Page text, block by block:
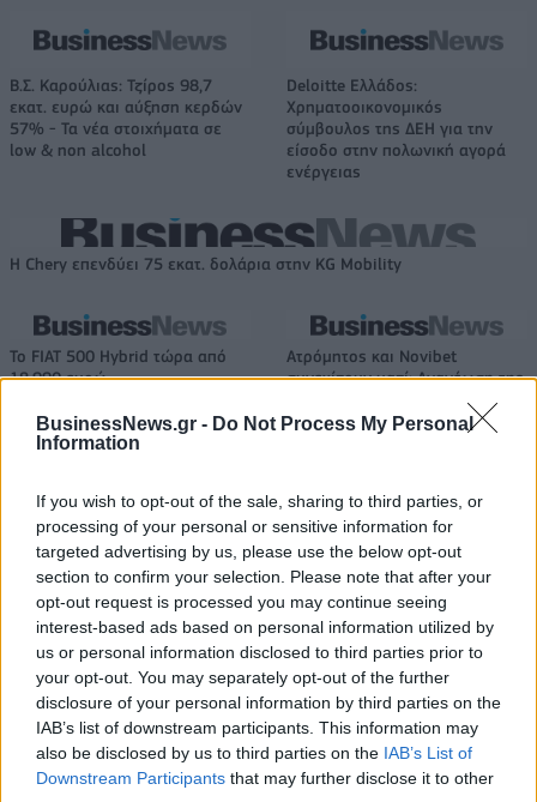
BusinessNews.gr - Do Not Process My Personal
Information
If you wish to opt-out of the sale, sharing to third parties, or
processing of your personal or sensitive information for
targeted advertising by us, please use the below opt-out
section to confirm your selection. Please note that after your
opt-out request is processed you may continue seeing
interest-based ads based on personal information utilized by
us or personal information disclosed to third parties prior to
your opt-out. You may separately opt-out of the further
disclosure of your personal information by third parties on the
IAB’s list of downstream participants. This information may
also be disclosed by us to third parties on the IAB’s List of
Downstream Participants that may further disclose it to other
Β.Σ. Καρούλιας: Τζίρος 98,7
εκατ. ευρώ και αύξηση κερδών
57% - Τα νέα στοιχήματα σε
low & non alcohol
Deloitte Ελλάδος:
Χρηματοοικονομικός
σύμβουλος της ΔΕΗ για την
είσοδο στην πολωνική αγορά
ενέργειας
Η Chery επενδύει 75 εκατ. δολάρια στην KG Mobility
Το FIAT 500 Hybrid τώρα από
18.990 ευρώ
Ατρόμητος και Novibet
συνεχίζουν μαζί: Ανανέωση της
συνεργασίας τους μέχρι το
2028
18η συνεχόμενη χρονιά για τον ΟΤΕ στη διεθνή σειρά δεικτών
FTSE4Good
Alpha Bank: Για πρώτη φορά το Αρχαίο Θέατρο Επιδαύρου άνοιξε τις
πύλες του σε όλους
ΠΕΡΙΣΣΌΤΕΡΑ ΣΕ ΑΥΤΉ ΤΗΝ ΚΑΤΗΓΟΡΊΑ